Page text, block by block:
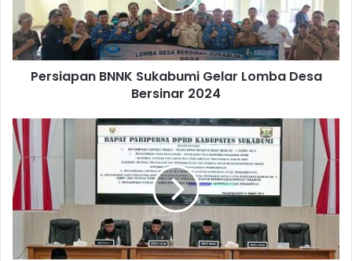
Persiapan BNNK Sukabumi Gelar Lomba Desa
Bersinar 2024